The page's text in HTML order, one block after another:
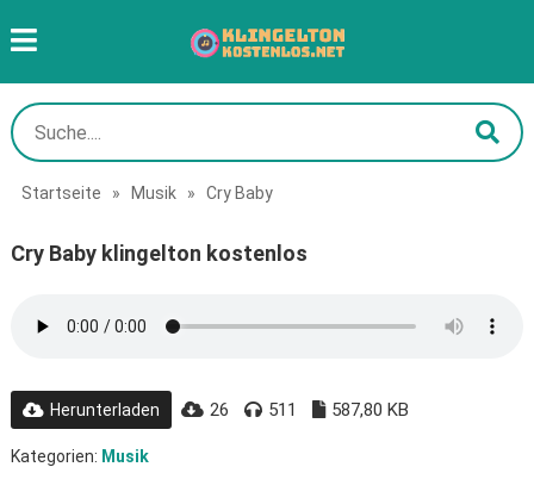
Startseite » Musik » Cry Baby
Cry Baby klingelton kostenlos
Herunterladen 26 511 587,80 KB
Kategorien: Musik